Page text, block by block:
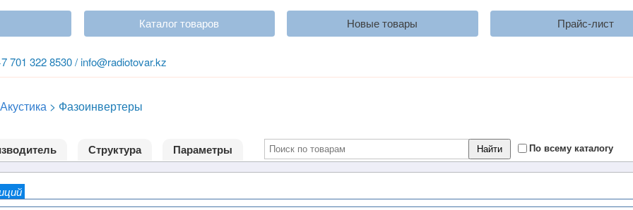
Каталог товаров Новые товары Прайс-лист
701 322 8530 / info@radiotovar.kz
Акустика > Фазоинвертеры
Структура Параметры По всему каталогу